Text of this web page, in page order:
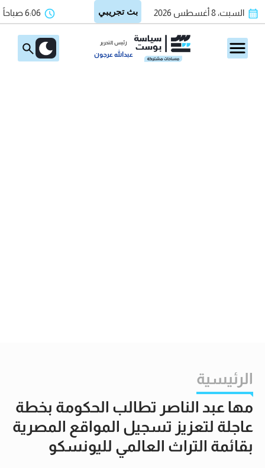
السبت، 8 أغسطس 2026 6:06 صباحاً
رئيس التحرير
عبدالله عرجون
الرئيسية
مها عبد الناصر تطالب الحكومة بخطة
عاجلة لتعزيز تسجيل المواقع المصرية
بقائمة التراث العالمي لليونسكو